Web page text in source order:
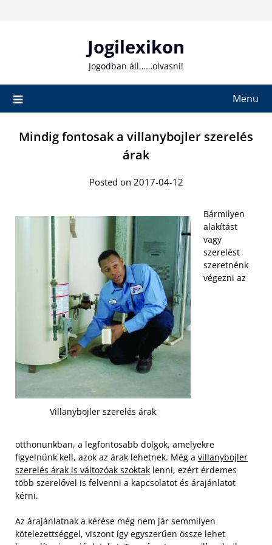
Jogilexikon
Jogodban áll……olvasni!
Menu
Mindig fontosak a villanybojler szerelés
árak
Posted on 2017-04-12
Villanybojler szerelés árak
Bármilyen
alakítást
vagy
szerelést
szeretnénk
végezni az
otthonunkban, a legfontosabb dolgok, amelyekre
figyelnünk kell, azok az árak lehetnek. Még a villanybojler
szerelés árak is változóak szoktak lenni, ezért érdemes
több szerelővel is felvenni a kapcsolatot és árajánlatot
kérni.
Az árajánlatnak a kérése még nem jár semmilyen
kötelezettséggel, viszont így egyszerűen össze lehet